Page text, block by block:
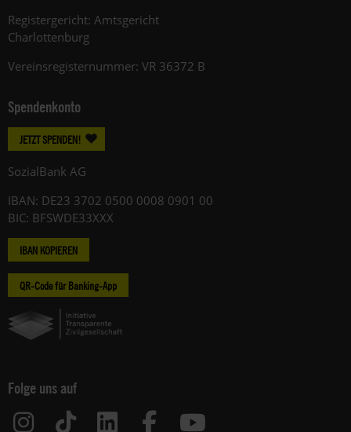
Registergericht: Amtsgericht
Charlottenburg
Vereinsregisternummer: VR 36372 B
Spendenkonto
JETZT SPENDEN!
SozialBank AG
IBAN: DE23 3702 0500 0008 0901 00
BIC: BFSWDE33XXX
IBAN KOPIEREN
QR-Code für Banking-App
Folge uns auf